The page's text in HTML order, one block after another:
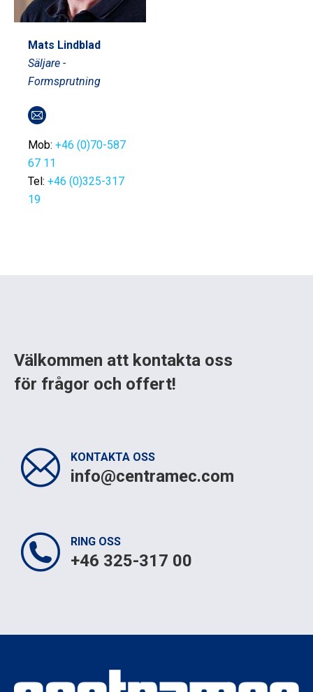
Mats Lindblad
Säljare -
Formsprutning
Mob: +46 (0)70-587
67 11
Tel: +46 (0)325-317
19
E-
post
Välkommen att kontakta oss
för frågor och offert!
KONTAKTA OSS
info@centramec.com
RING OSS
+46 325-317 00